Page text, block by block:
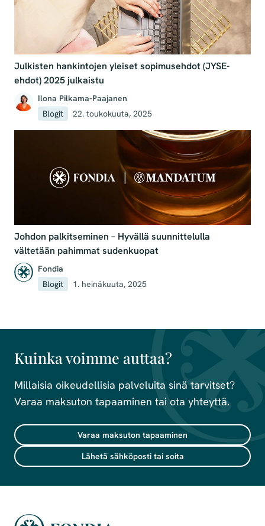
Julkisten hankintojen yleiset sopimusehdot (JYSE-
ehdot) 2025 julkaistu
Ilona Pilkama-Paajanen
Blogit
22. toukokuuta, 2025
Johdon palkitseminen – Hyvällä suunnittelulla
vältetään pahimmat sudenkuopat
Fondia
Blogit
1. heinäkuuta, 2025
Kuinka voimme auttaa?
Millaisia oikeudellisia palveluita sinä tarvitset?
Varaa maksuton tapaaminen tai ota yhteyttä.
Varaa maksuton tapaaminen
Lähetä sähköposti tai soita